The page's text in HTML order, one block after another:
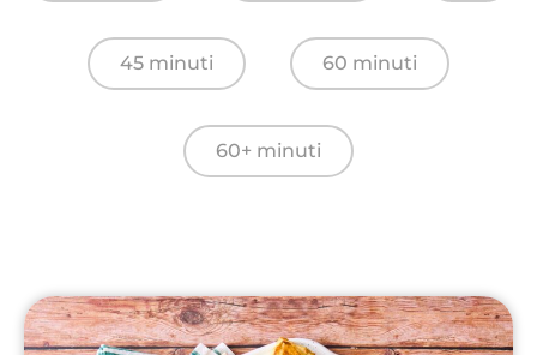
45 minuti 60 minuti
60+ minuti